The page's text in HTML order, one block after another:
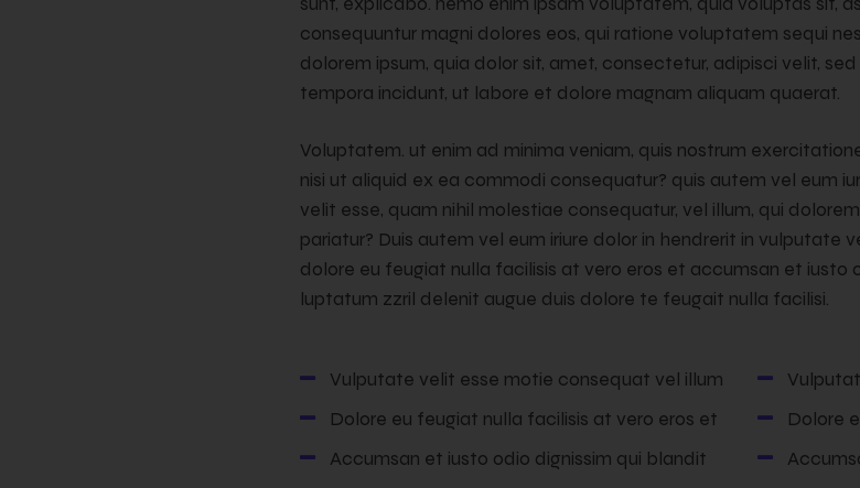
consequuntur magni dolores eos, qui ratione voluptatem sequi
dolorem ipsum, quia dolor sit, amet, consectetur, adipisci velit,
tempora incidunt, ut labore et dolore magnam aliquam quaerat.
Voluptatem. ut enim ad minima veniam, quis nostrum
nisi ut aliquid ex ea commodi consequatur? quis autem vel eum
velit esse, quam nihil molestiae consequatur, vel illum, qui
pariatur? Duis autem vel eum iriure dolor in hendrerit in vulputate
dolore eu feugiat nulla facilisis at vero eros et accumsan et iusto
luptatum zzril delenit augue duis dolore te feugait nulla facilisi.
Vulputate velit esse motie consequat vel illum
Dolore eu feugiat nulla facilisis at vero eros et
Accumsan et iusto odio dignissim qui blandit
Dolore